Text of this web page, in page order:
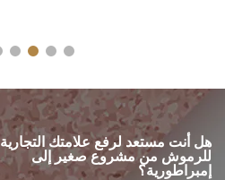
هل أنت مستعد لرفع علامتك التجارية
للرموش من مشروع صغير إلى
إمبراطورية؟